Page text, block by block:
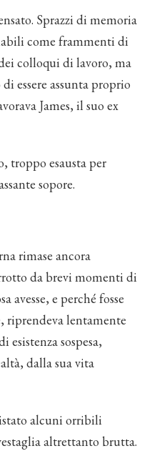
Sprazzi di memoria
come frammenti di
colloqui di lavoro, ma
essere assunta proprio
James, il suo ex
troppo esausta per
sopore.
rimase ancora
da brevi momenti di
avesse, e perché fosse
riprendeva lentamente
esistenza sospesa,
dalla sua vita
alcuni orribili
altrettanto brutta.